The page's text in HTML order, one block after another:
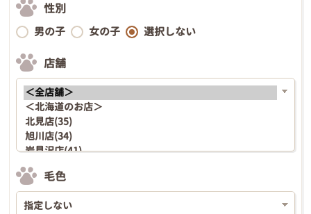
性別
男の子 女の子 選択しない
店舗
毛色